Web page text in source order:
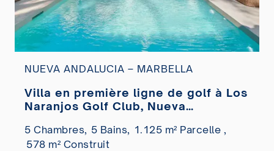
NUEVA ANDALUCIA – MARBELLA
Villa en première ligne de golf à Los
Naranjos Golf Club, Nueva
5 Chambres, 5 Bains, 1.125 m² Parcelle ,
578 m² Construit